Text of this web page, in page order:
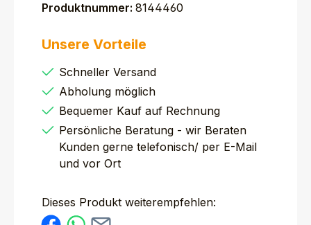
Produktnummer: 8144460
Unsere Vorteile
Schneller Versand
Abholung möglich
Bequemer Kauf auf Rechnung
Persönliche Beratung - wir Beraten
Kunden gerne telefonisch/ per E-Mail
und vor Ort
Dieses Produkt weiterempfehlen: